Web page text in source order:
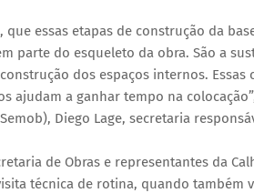
essas etapas de construção da
parte do esqueleto da obra. São a
dos espaços internos. Essas
ajudam a ganhar tempo na
Diego Lage, secretaria
de Obras e representantes da
técnica de rotina, quando também